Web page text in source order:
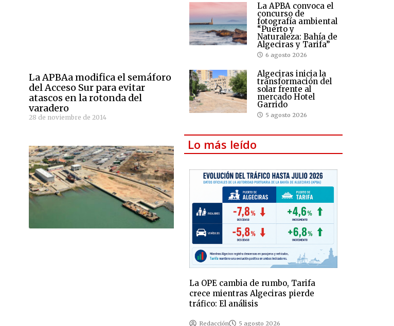
La APBAa modifica el semáforo
del Acceso Sur para evitar
atascos en la rotonda del
varadero
28 de noviembre de 2014
La APBA convoca el
concurso de
fotografía ambiental
“Puerto y
Naturaleza: Bahía de
Algeciras y Tarifa”
6 agosto 2026
Algeciras inicia la
transformación del
solar frente al
mercado Hotel
Garrido
5 agosto 2026
Lo más leído
La OPE cambia de rumbo, Tarifa
crece mientras Algeciras pierde
tráfico: El análisis
Redacción 5 agosto 2026